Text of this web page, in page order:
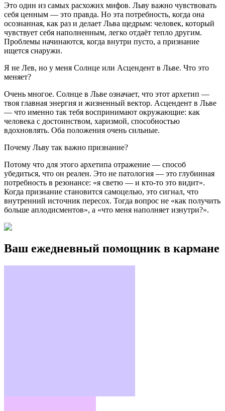
Это один из самых расхожих мифов. Льву важно чувствовать
себя ценным — это правда. Но эта потребность, когда она
осознанная, как раз и делает Льва щедрым: человек, который
чувствует себя наполненным, легко отдаёт тепло другим.
Проблемы начинаются, когда внутри пусто, а признание
ищется снаружи.
Я не Лев, но у меня Солнце или Асцендент в Льве. Что это
меняет?
Очень многое. Солнце в Льве означает, что этот архетип —
твоя главная энергия и жизненный вектор. Асцендент в Льве
— что именно так тебя воспринимают окружающие: как
человека с достоинством, харизмой, способностью
вдохновлять. Оба положения очень сильные.
Почему Льву так важно признание?
Потому что для этого архетипа отражение — способ
убедиться, что он реален. Это не патология — это глубинная
потребность в резонансе: «я светю — и кто-то это видит».
Когда признание становится самоцелью, это сигнал, что
внутренний источник пересох. Тогда вопрос не «как получить
больше аплодисментов», а «что меня наполняет изнутри?».
Ваш ежедневный помощник в кармане